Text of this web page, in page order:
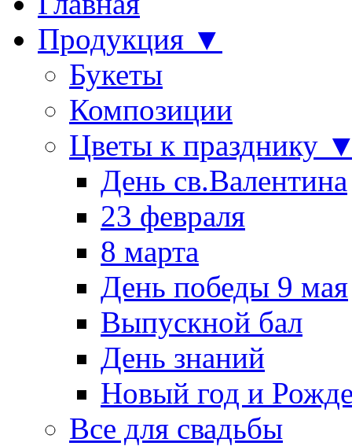
Продукция ▼
Букеты
Композиции
Цветы к празднику
День св.Валентина
23 февраля
8 марта
День победы 9 мая
Выпускной бал
День знаний
Новый год и
Все для свадьбы